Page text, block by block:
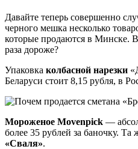
Давайте теперь совершенно
черного мешка несколько
которые продаются в Минске.
раза дороже?
Упаковка колбасной нарезки
Беларуси стоит 8,15 рубля, в
Мороженое Movenpick —
более 35 рублей за баночку. Та
«Сваля».